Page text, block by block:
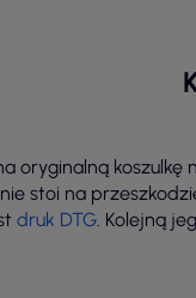
oryginalną
stoi na
druk DTG. Kolejną